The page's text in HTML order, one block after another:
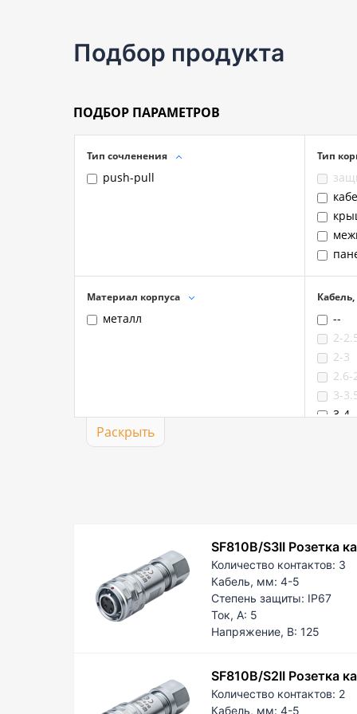
Подбор продукта
ПОДБОР ПАРАМЕТРОВ
Тип сочленения
push-pull
Тип
Материал корпуса
металл
--
2-
2-3
2.6-
3-
3-4
5-
5-8
7.6-
8-8.5
Раскрыть
SF810B/S3II Розетка
Количество контактов: 3
Кабель, мм: 4-5
Степень защиты: IP67
Ток, А: 5
Напряжение, В: 125
SF810B/S2II Розетка
Количество контактов: 2
Кабель, мм: 4-5